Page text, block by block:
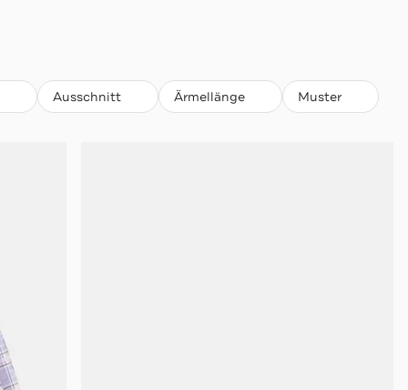
Ausschnitt Ärmellänge Muster